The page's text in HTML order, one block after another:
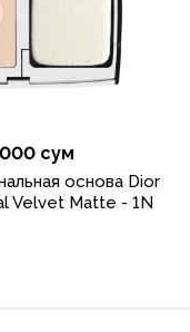
сум
основа Dior
Velvet Matte - 1N